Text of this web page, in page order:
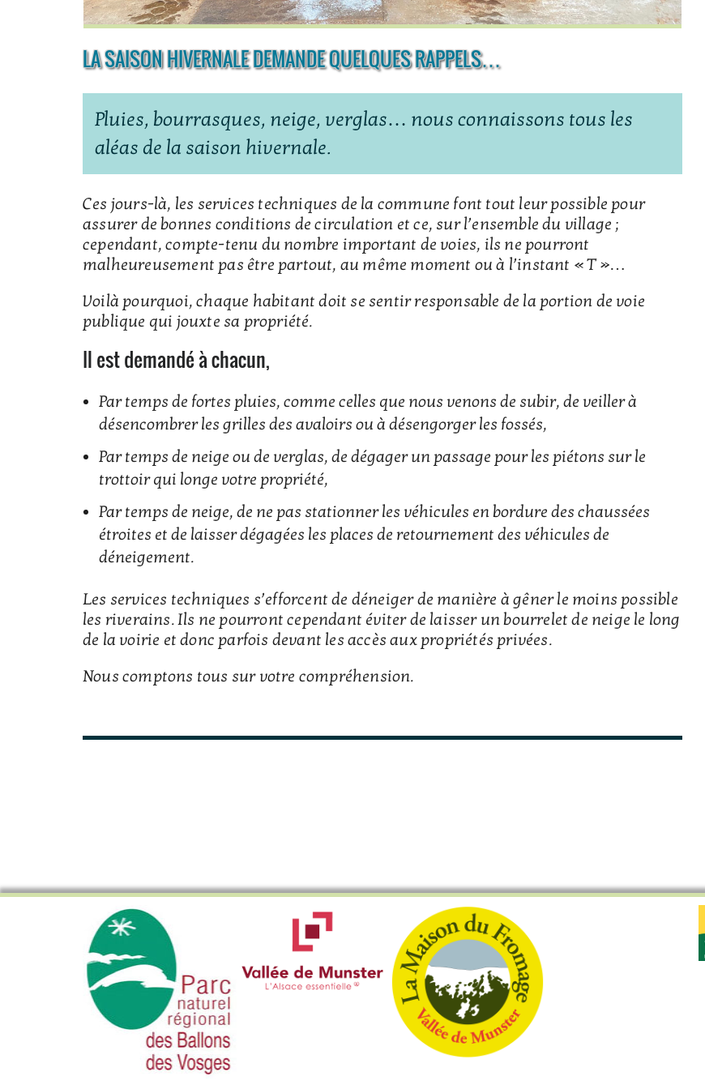
LA SAISON HIVERNALE DEMANDE QUELQUES RAPPELS…
Pluies, bourrasques, neige, verglas… nous connaissons tous les
aléas de la saison hivernale.
Ces jours-là, les services techniques de la commune font tout leur possible pour
assurer de bonnes conditions de circulation et ce, sur l’ensemble du village ;
cependant, compte-tenu du nombre important de voies, ils ne pourront
malheureusement pas être partout, au même moment ou à l’instant « T »…
Voilà pourquoi, chaque habitant doit se sentir responsable de la portion de voie
publique qui jouxte sa propriété.
Il est demandé à chacun,
Par temps de fortes pluies, comme celles que nous venons de subir, de veiller à
désencombrer les grilles des avaloirs ou à désengorger les fossés,
Par temps de neige ou de verglas, de dégager un passage pour les piétons sur le
trottoir qui longe votre propriété,
Par temps de neige, de ne pas stationner les véhicules en bordure des chaussées
étroites et de laisser dégagées les places de retournement des véhicules de
déneigement.
Les services techniques s’efforcent de déneiger de manière à gêner le moins possible
les riverains. Ils ne pourront cependant éviter de laisser un bourrelet de neige le long
de la voirie et donc parfois devant les accès aux propriétés privées.
Nous comptons tous sur votre compréhension.